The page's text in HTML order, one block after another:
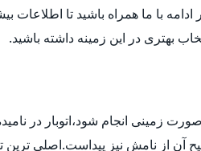
با ما همراه باشید تا اطلاعات
بهتری در این زمینه داشته باشید.
زمینی انجام شود،اتوبار در
از نامش نیز پیداست.اصلی ترین